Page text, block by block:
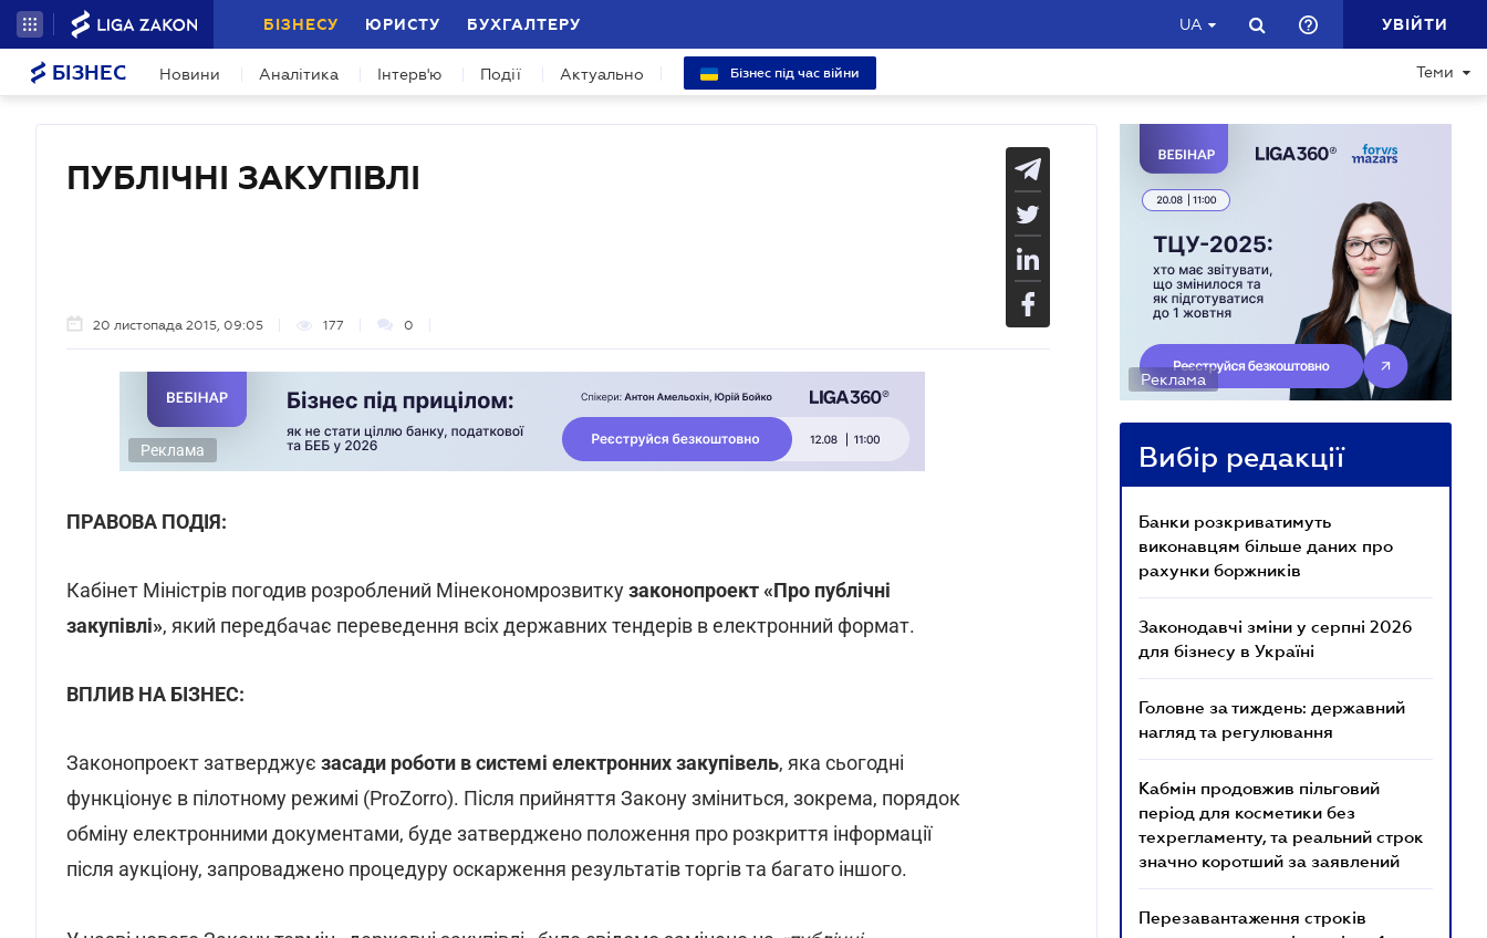
БІЗНЕСУ ЮРИСТУ БУХГАЛТЕРУ UA УВІЙТИ
БІЗНЕС Новини Аналітика Інтерв'ю Події Актуально Бізнес під час війни Теми
ПУБЛІЧНІ ЗАКУПІВЛІ
20 листопада 2015, 09:05 177 0
Реклама
ПРАВОВА ПОДІЯ:
Кабінет Міністрів погодив розроблений Мінекономрозвиткузаконопроект «Про публічні
закупівлі», який передбачає переведення всіх державних тендерів в електронний формат.
ВПЛИВ НА БІЗНЕС:
Законопроект затверджує засади роботи в системі електронних закупівель, яка сьогодні
функціонує в пілотному режимі (ProZorro). Після прийняття Закону зміниться, зокрема, порядок
обміну електронними документами, буде затверджено положення про розкриття інформації
після аукціону, запроваджено процедуру оскарження результатів торгів та багато іншого.
Реклама
Вибір редакції
Банки розкриватимуть
виконавцям більше даних про
рахунки боржників
Законодавчі зміни у серпні 2026
для бізнесу в Україні
Головне за тиждень: державний
нагляд та регулювання
Кабмін продовжив пільговий
період для косметики без
техрегламенту, та реальний строк
значно коротший за заявлений
Перезавантаження строків